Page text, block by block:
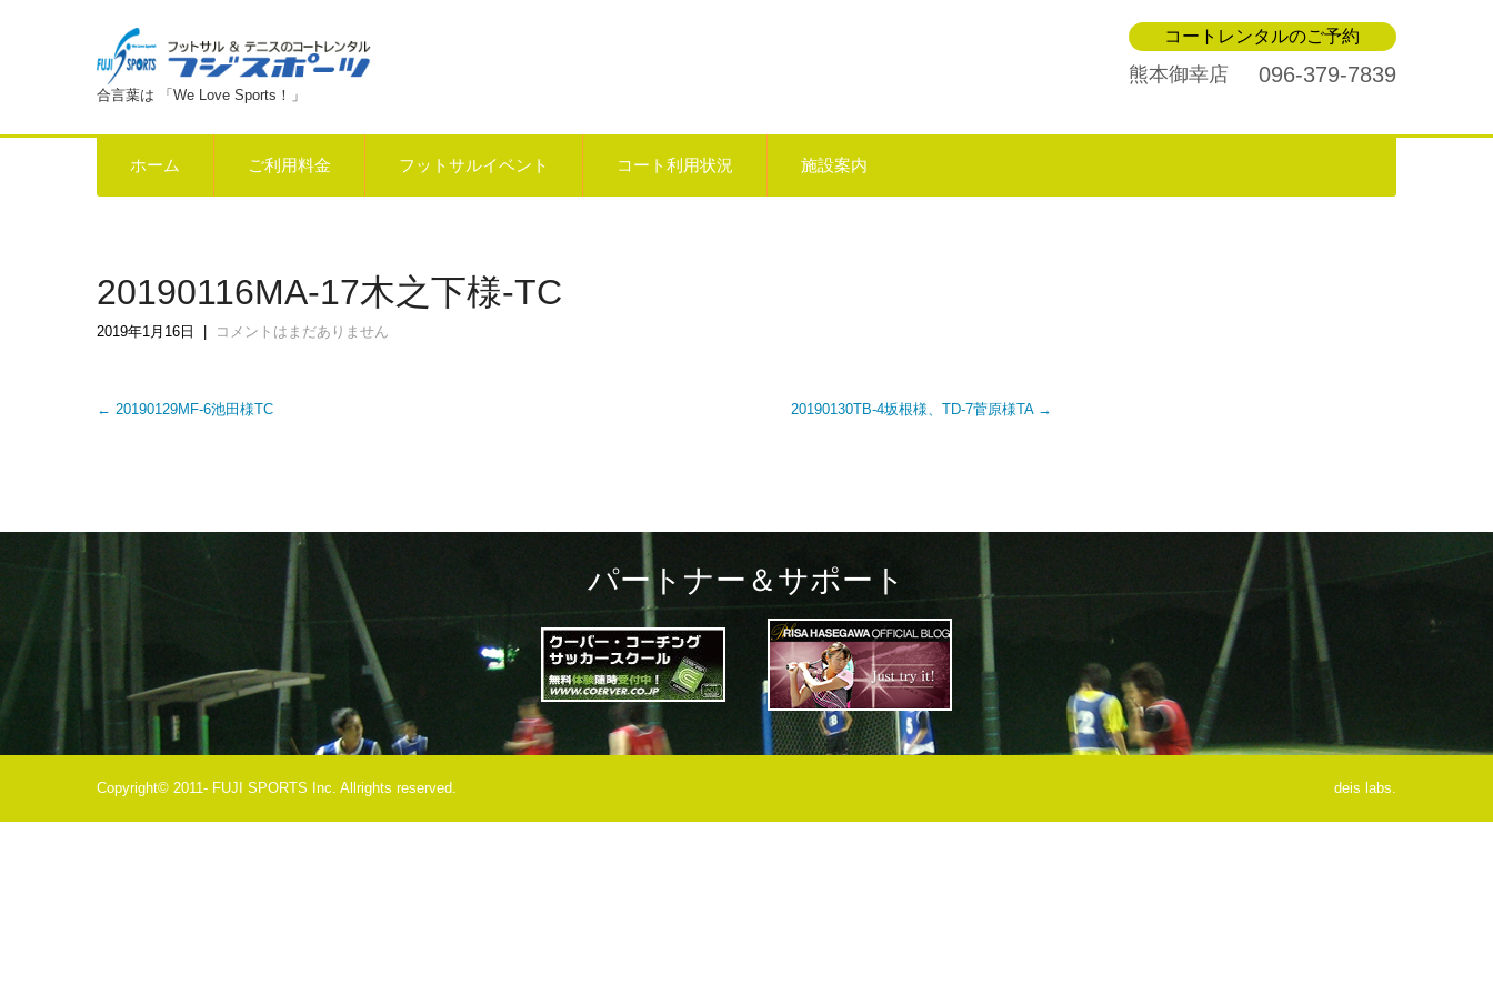
合言葉は 「We Love Sports！」
コートレンタルのご予約
熊本御幸店 096-379-7839
ホーム ご利用料金 フットサルイベント コート利用状況 施設案内
20190116MA-17木之下様-TC
2019年1月16日 コメントはまだありません
Post
← 20190129MF-6池田様TC 20190130TB-4坂根様、TD-7菅原様TA →
パートナー＆サポート
Copyright© 2011- FUJI SPORTS Inc. Allrights reserved. deis labs.